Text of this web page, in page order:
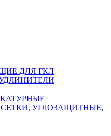
ДЛЯ ГКЛ
УГЛОЗАЩИТНЫЕ,